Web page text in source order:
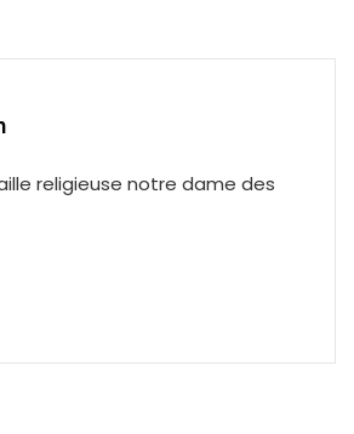
religieuse notre dame des